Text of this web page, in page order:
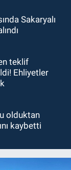
Sakaryalı
teklif
Ehliyetler
olduktan
kaybetti